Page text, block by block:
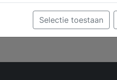
Selectie toestaan